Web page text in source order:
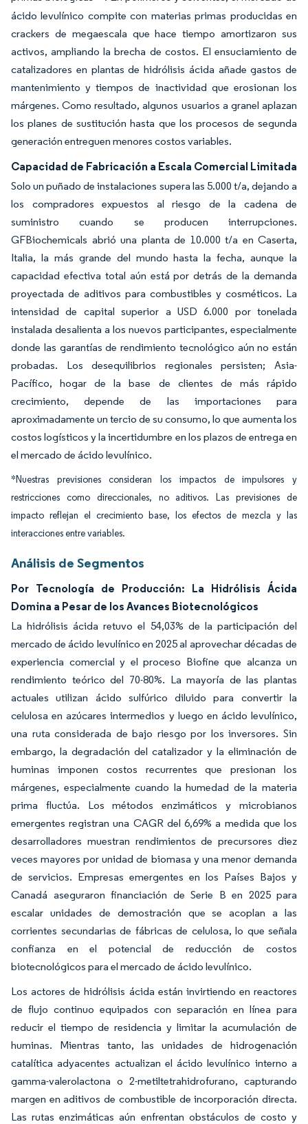
ácido levulínico compite con materias primas producidas en
crackers de megaescala que hace tiempo amortizaron sus
activos, ampliando la brecha de costos. El ensuciamiento de
catalizadores en plantas de hidrólisis ácida añade gastos de
mantenimiento y tiempos de inactividad que erosionan los
márgenes. Como resultado, algunos usuarios a granel aplazan
los planes de sustitución hasta que los procesos de segunda
generación entreguen menores costos variables.
Capacidad de Fabricación a Escala Comercial Limitada
Solo un puñado de instalaciones supera las 5.000 t/a, dejando a
los compradores expuestos al riesgo de la cadena de
suministro cuando se producen interrupciones.
GFBiochemicals abrió una planta de 10.000 t/a en Caserta,
Italia, la más grande del mundo hasta la fecha, aunque la
capacidad efectiva total aún está por detrás de la demanda
proyectada de aditivos para combustibles y cosméticos. La
intensidad de capital superior a USD 6.000 por tonelada
instalada desalienta a los nuevos participantes, especialmente
donde las garantías de rendimiento tecnológico aún no están
probadas. Los desequilibrios regionales persisten; Asia-
Pacífico, hogar de la base de clientes de más rápido
crecimiento, depende de las importaciones para
aproximadamente un tercio de su consumo, lo que aumenta los
costos logísticos y la incertidumbre en los plazos de entrega en
el mercado de ácido levulínico.
*Nuestras previsiones consideran los impactos de impulsores y
restricciones como direccionales, no aditivos. Las previsiones de
impacto reflejan el crecimiento base, los efectos de mezcla y las
interacciones entre variables.
Análisis de Segmentos
Por Tecnología de Producción: La Hidrólisis Ácida
Domina a Pesar de los Avances Biotecnológicos
La hidrólisis ácida retuvo el 54,03% de la participación del
mercado de ácido levulínico en 2025 al aprovechar décadas de
experiencia comercial y el proceso Biofine que alcanza un
rendimiento teórico del 70-80%. La mayoría de las plantas
actuales utilizan ácido sulfúrico diluido para convertir la
celulosa en azúcares intermedios y luego en ácido levulínico,
una ruta considerada de bajo riesgo por los inversores. Sin
embargo, la degradación del catalizador y la eliminación de
huminas imponen costos recurrentes que presionan los
márgenes, especialmente cuando la humedad de la materia
prima fluctúa. Los métodos enzimáticos y microbianos
emergentes registran una CAGR del 6,69% a medida que los
desarrolladores muestran rendimientos de precursores diez
veces mayores por unidad de biomasa y una menor demanda
de servicios. Empresas emergentes en los Países Bajos y
Canadá aseguraron financiación de Serie B en 2025 para
escalar unidades de demostración que se acoplan a las
corrientes secundarias de fábricas de celulosa, lo que señala
confianza en el potencial de reducción de costos
biotecnológicos para el mercado de ácido levulínico.
Los actores de hidrólisis ácida están invirtiendo en reactores
de flujo continuo equipados con separación en línea para
reducir el tiempo de residencia y limitar la acumulación de
huminas. Mientras tanto, las unidades de hidrogenación
catalítica adyacentes actualizan el ácido levulínico interno a
gamma-valerolactona o 2-metiltetrahidrofurano, capturando
margen en aditivos de combustible de incorporación directa.
Las rutas enzimáticas aún enfrentan obstáculos de costo y